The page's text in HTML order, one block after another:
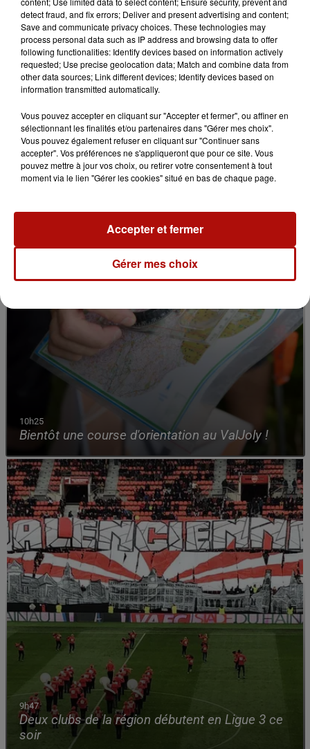
Le Jardin des plantes veut devenir Jardin
botanique
10h25
Bientôt une course d'orientation au ValJoly !
9h47
Deux clubs de la région débutent en Ligue 3 ce
soir
detect fraud, and fix errors; Deliver and present advertising and content;
Save and communicate privacy choices. These technologies may
process personal data such as IP address and browsing data to offer
following functionalities: Identify devices based on information actively
requested; Use precise geolocation data; Match and combine data from
other data sources; Link different devices; Identify devices based on
information transmitted automatically.
Vous pouvez accepter en cliquant sur "Accepter et fermer", ou affiner en
sélectionnant les finalités et/ou partenaires dans "Gérer mes choix".
Vous pouvez également refuser en cliquant sur "Continuer sans
accepter". Vos préférences ne s'appliqueront que pour ce site. Vous
pouvez mettre à jour vos choix, ou retirer votre consentement à tout
moment via le lien "Gérer les cookies" situé en bas de chaque page.
Gérer mes choix
Accepter et fermer